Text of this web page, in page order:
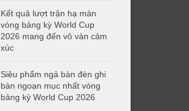
Kết quả lượt trận hạ màn
vòng bảng kỳ World Cup
2026 mang đến vô vàn cảm
xúc
Siêu phẩm ngả bàn đèn ghi
bàn ngoạn mục nhất vòng
bảng kỳ World Cup 2026